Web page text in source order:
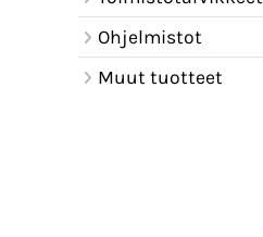
Ohjelmistot
Muut tuotteet